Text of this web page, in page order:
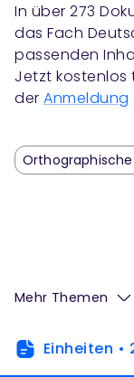
In über 273
das Fach
passenden
Jetzt kostenlos
der Anmeldung
Mehr Themen
Einheiten •